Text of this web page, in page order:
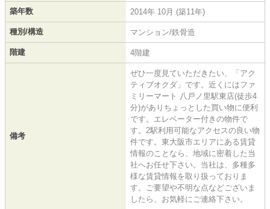
築年数 2014年 10月 (築11年)
種別/構造 マンション/鉄骨造
階建 4階建
備考
ぜひ一度見ていただきたい、「アク
ティブオクダ」です。近くにはファ
ミリーマート 八戸ノ里駅東店(徒歩4
分)がありちょっとした買い物に便利
です。エレベーター付きの物件で
す。2駅利用可能なアクセスの良い物
件です。東大阪市エリアにある賃貸
情報のことなら、地域に密着した当
社へお任せ下さい。当社は、多種多
様な賃貸情報を取り扱っておりま
す。ご要望や不明な点などございま
したら、お気軽にご連絡下さい。